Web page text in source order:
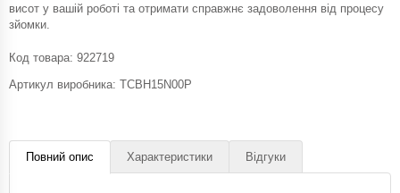
висот у вашій роботі та отримати справжнє задоволення від процесу
зйомки.
Код товара: 922719
Артикул виробника: TCBH15N00P
Повний опис Характеристики Відгуки